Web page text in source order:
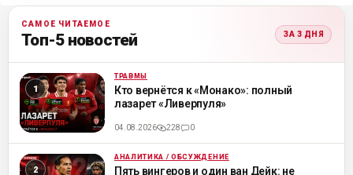
САМОЕ ЧИТАЕМОЕ
Топ-5 новостей ЗА 3 ДНЯ
ML ТРАВМЫ
Кто вернётся к «Монако»: полный
лазарет «Ливерпуля»
04.08.2026 228 0
ML АНАЛИТИКА / ОБСУЖДЕНИЕ
Пять вингеров и один ван Дейк: не